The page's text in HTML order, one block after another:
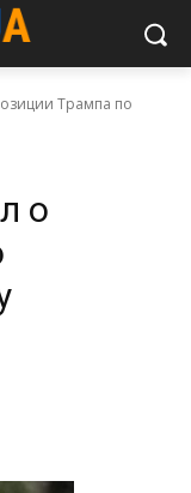
Трампа по
о